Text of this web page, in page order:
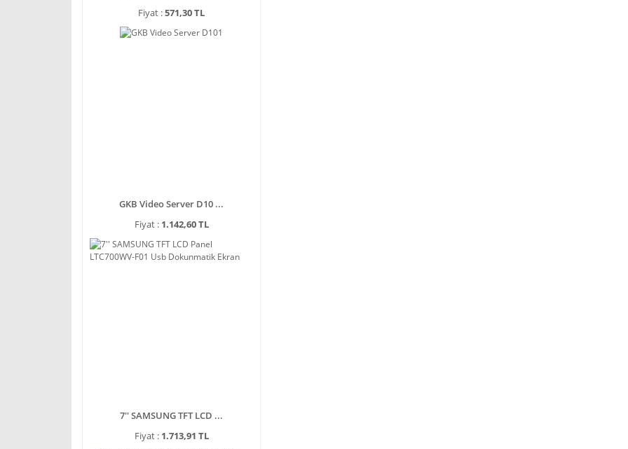
Fiyat :571,30 TL
GKB Video Server D10 ...
Fiyat : 1.142,60 TL
7'' SAMSUNG TFT LCD ...
Fiyat : 1.713,91 TL